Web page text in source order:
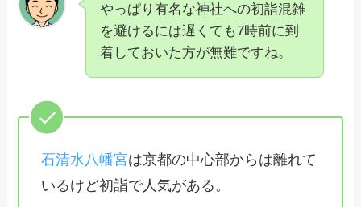
やっぱり有名な神社への初詣混雑
を避けるには遅くても7時前に到
着しておいた方が無難ですね。
石清水八幡宮は京都の中心部からは離れて
いるけど初詣で人気がある。